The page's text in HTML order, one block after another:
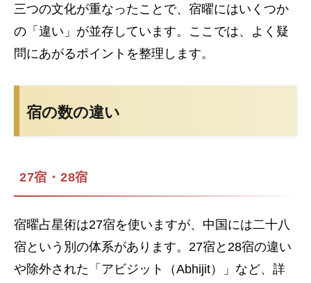
三つの文化が重なったことで、宿曜にはいくつか
の「違い」が並存しています。ここでは、よく疑
問にあがるポイントを整理します。
宿の数の違い
27宿・28宿
宿曜占星術は27宿を使いますが、中国には二十八
宿という別の体系があります。27宿と28宿の違い
や除外された「アビジット（Abhijit）」など、詳